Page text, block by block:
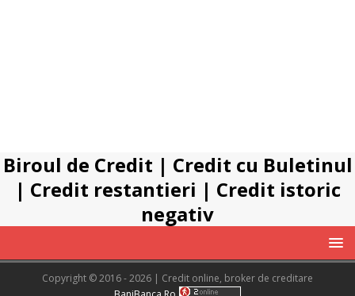
Biroul de Credit | Credit cu Buletinul
| Credit restantieri | Credit istoric
negativ
Copyright © 2016 - 2026 | Credit online, broker de creditare